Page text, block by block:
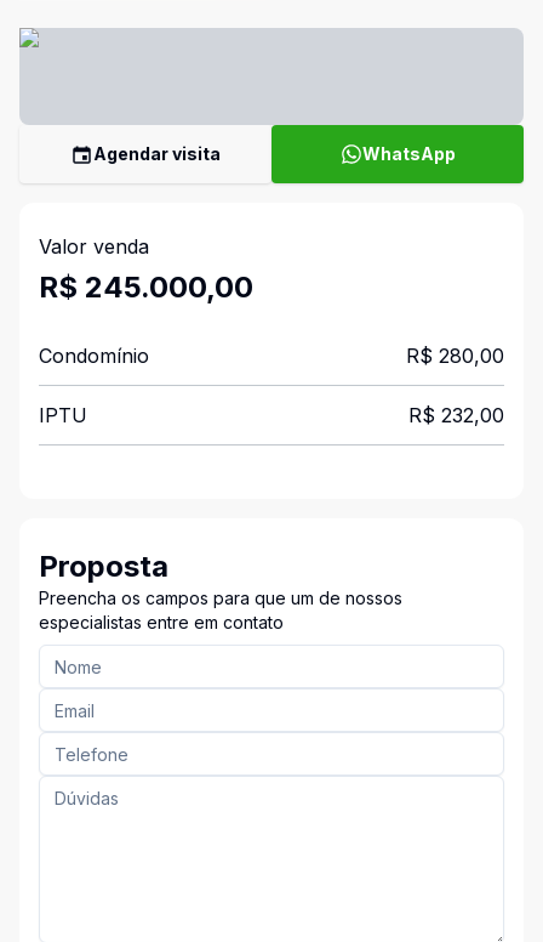
Agendar visita WhatsApp
Valor venda
R$ 245.000,00
Condomínio R$ 280,00
IPTU R$ 232,00
Proposta
Preencha os campos para que um de nossos
especialistas entre em contato